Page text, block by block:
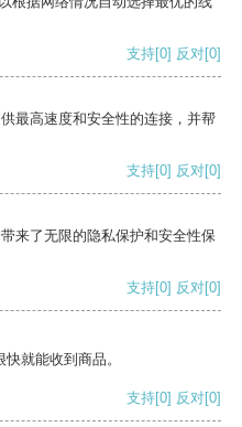
支持[0] 反对[0]
最高速度和安全性的连接，并帮
支持[0] 反对[0]
来了无限的隐私保护和安全性保
支持[0] 反对[0]
就能收到商品。
支持[0] 反对[0]